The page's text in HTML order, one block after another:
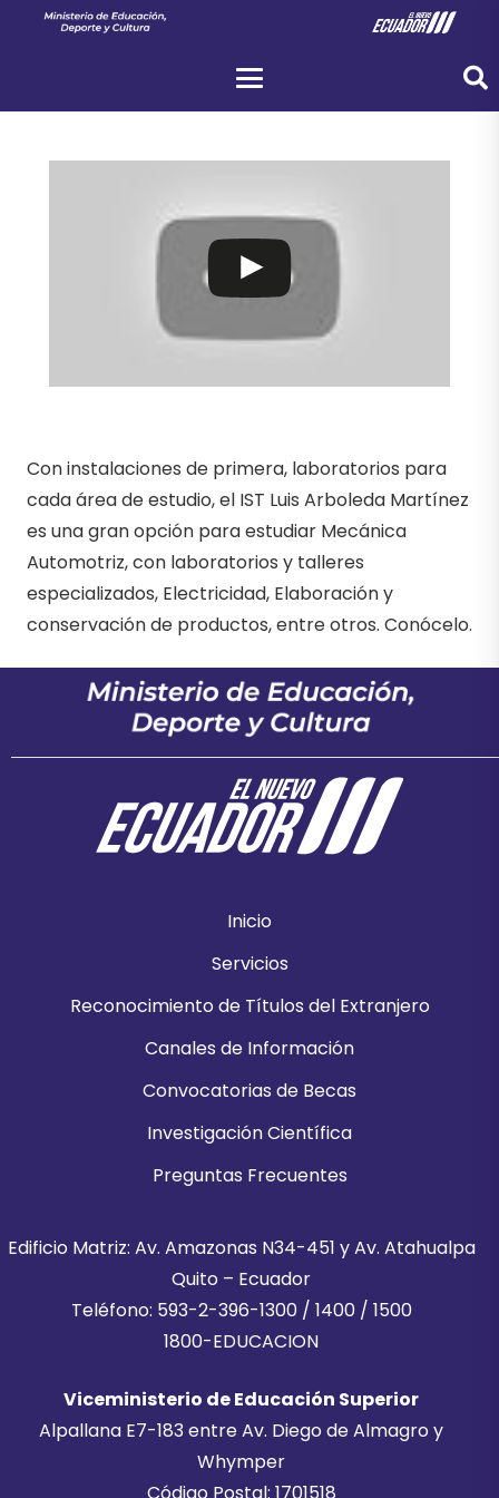
Con instalaciones de primera, laboratorios para
cada área de estudio, el IST Luis Arboleda Martínez
es una gran opción para estudiar Mecánica
Automotriz, con laboratorios y talleres
especializados, Electricidad, Elaboración y
conservación de productos, entre otros. Conócelo.
Inicio
Servicios
Reconocimiento de Títulos del Extranjero
Canales de Información
Convocatorias de Becas
Investigación Científica
Preguntas Frecuentes
Edificio Matriz: Av. Amazonas N34-451 y Av. Atahualpa
Quito – Ecuador
Teléfono: 593-2-396-1300 / 1400 / 1500
1800-EDUCACION
Viceministerio de Educación Superior
Alpallana E7-183 entre Av. Diego de Almagro y
Whymper